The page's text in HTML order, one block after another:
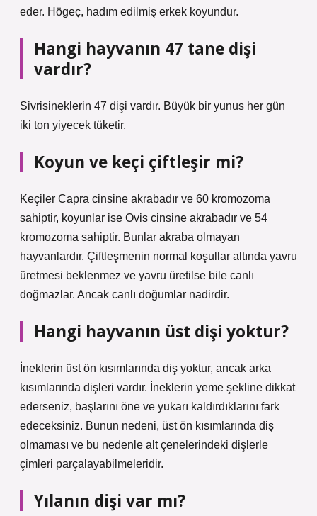
eder. Högeç, hadım edilmiş erkek koyundur.
Hangi hayvanın 47 tane dişi
vardır?
Sivrisineklerin 47 dişi vardır. Büyük bir yunus her gün
iki ton yiyecek tüketir.
Koyun ve keçi çiftleşir mi?
Keçiler Capra cinsine akrabadır ve 60 kromozoma
sahiptir, koyunlar ise Ovis cinsine akrabadır ve 54
kromozoma sahiptir. Bunlar akraba olmayan
hayvanlardır. Çiftleşmenin normal koşullar altında yavru
üretmesi beklenmez ve yavru üretilse bile canlı
doğmazlar. Ancak canlı doğumlar nadirdir.
Hangi hayvanın üst dişi yoktur?
İneklerin üst ön kısımlarında diş yoktur, ancak arka
kısımlarında dişleri vardır. İneklerin yeme şekline dikkat
ederseniz, başlarını öne ve yukarı kaldırdıklarını fark
edeceksiniz. Bunun nedeni, üst ön kısımlarında diş
olmaması ve bu nedenle alt çenelerindeki dişlerle
çimleri parçalayabilmeleridir.
Yılanın dişi var mı?